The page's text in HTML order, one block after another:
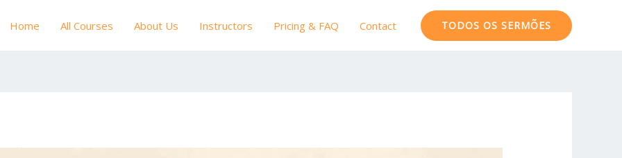
Home All Courses About Us Instructors Pricing & FAQ Contact TODOS OS SERMÕES